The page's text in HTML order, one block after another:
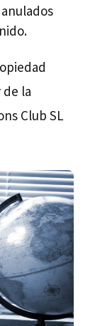
de la
Club SL